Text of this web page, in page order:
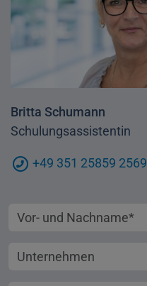
Britta Schumann
Schulungsassistentin
+49 351 25859 2569
Vorname und Nachname
Unternehmen